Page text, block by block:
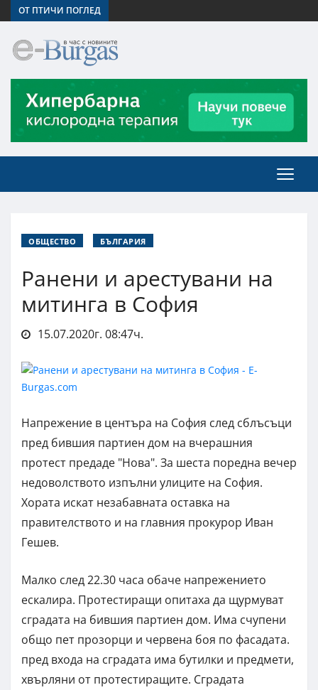
ОТ ПТИЧИ ПОГЛЕД
ОБЩЕСТВО БЪЛГАРИЯ
Ранени и арестувани на
митинга в София
15.07.2020г. 08:47ч.
Напрежение в центъра на София след сблъсъци
пред бившия партиен дом на вчерашния
протест предаде "Нова". За шеста поредна вечер
недоволството изпълни улиците на София.
Хората искат незабавната оставка на
правителството и на главния прокурор Иван
Гешев.
Малко след 22.30 часа обаче напрежението
ескалира. Протестиращи опитаха да щурмуват
сградата на бившия партиен дом. Има счупени
общо пет прозорци и червена боя по фасадата.
пред входа на сградата има бутилки и предмети,
хвърляни от протестиращите. Сградата